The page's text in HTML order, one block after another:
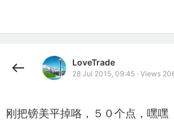
LoveTrade
28 Jul 2015, 09:45 · Views
刚把镑美平掉咯，５０个点，嘿嘿